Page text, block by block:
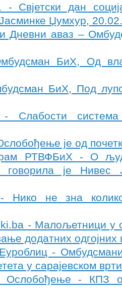
- Свјетски дан
Џумхур,
Дневни аваз –
БиХ, Од
БиХ, Под
Слабости
је од
РТВФБиХ - О
говорила је Нивес
Нико не зна
- Малољетници у
додатних
-
у сарајевском
Ослобођење - КПЗ